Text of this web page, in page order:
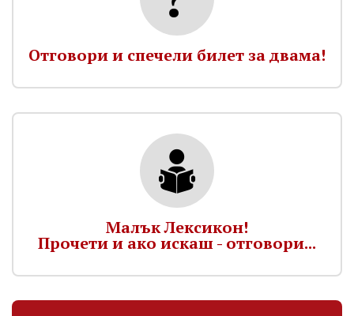
Отговори и спечели билет за двама!
Малък Лексикон!
Прочети и ако искаш - отговори...